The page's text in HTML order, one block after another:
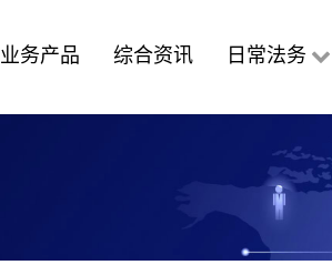
业务产品 综合资讯 日常法务